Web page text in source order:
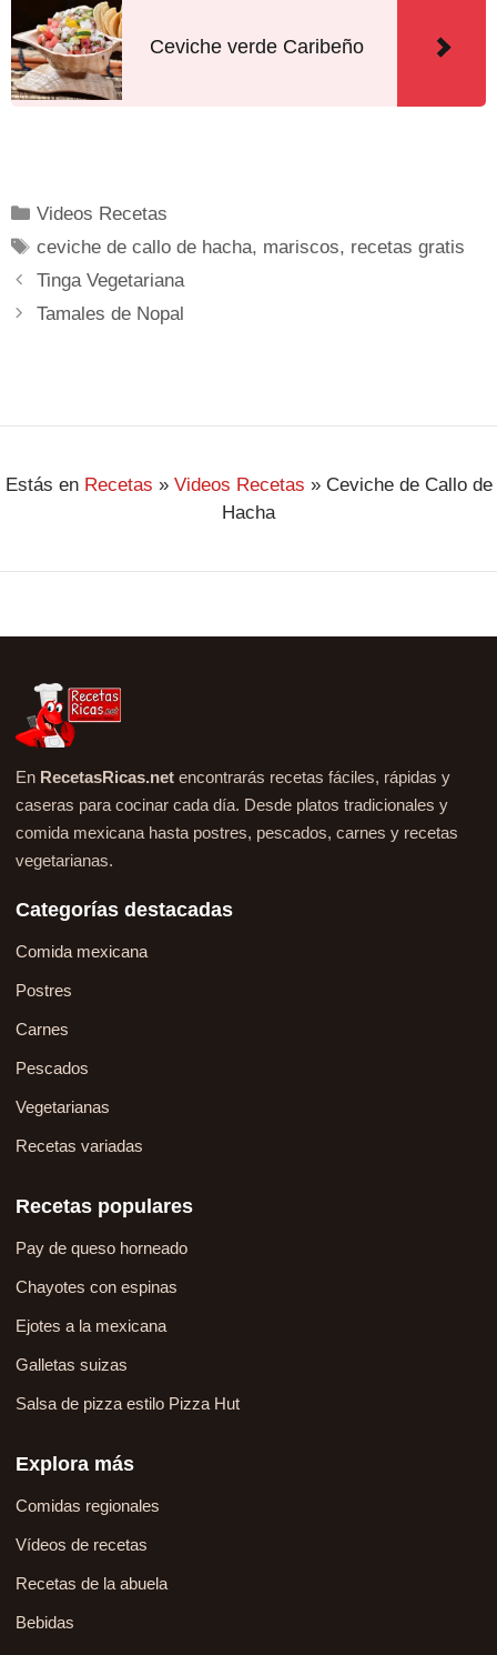
Ceviche verde Caribeño
Videos Recetas
ceviche de callo de hacha, mariscos, recetas gratis
Tinga Vegetariana
Tamales de Nopal
Estás en Recetas » Videos Recetas » Ceviche de Callo de
Hacha
En RecetasRicas.net encontrarás recetas fáciles, rápidas y
caseras para cocinar cada día. Desde platos tradicionales y
comida mexicana hasta postres, pescados, carnes y recetas
vegetarianas.
Categorías destacadas
Comida mexicana
Postres
Carnes
Pescados
Vegetarianas
Recetas variadas
Recetas populares
Pay de queso horneado
Chayotes con espinas
Ejotes a la mexicana
Galletas suizas
Salsa de pizza estilo Pizza Hut
Explora más
Comidas regionales
Vídeos de recetas
Recetas de la abuela
Bebidas